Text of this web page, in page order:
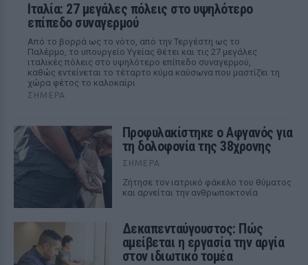
Ιταλία: 27 μεγάλες πόλεις στο υψηλότερο
επίπεδο συναγερμού
Από το βορρά ως το νότο, από την Τεργέστη ως το
Παλέρμο, το υπουργείο Υγείας θέτει και τις 27 μεγάλες
ιταλικές πόλεις στο υψηλότερο επίπεδο συναγερμού,
καθώς εντείνεται το τέταρτο κύμα καύσωνα που μαστίζει τη
χώρα φέτος το καλοκαίρι
ΣΉΜΕΡΑ
Προφυλακίστηκε ο Αφγανός για
τη δολοφονία της 38χρονης
ΣΉΜΕΡΑ
Ζήτησε τον ιατρικό φάκελο του θύματος
και αρνείται την ανθρωποκτονία
Δεκαπενταύγουστος: Πώς
αμείβεται η εργασία την αργία
στον ιδιωτικό τομέα